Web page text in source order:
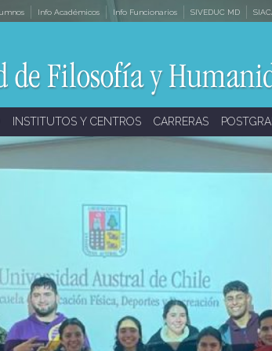
Info Académicos Info Funcionarios SIVEDUC MD
INSTITUTOS Y CENTROS CARRERAS